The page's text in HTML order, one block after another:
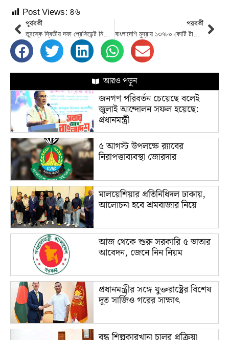
Post Views: ৪৬
পূর্ববর্তী
তুরস্কে দ্বিতীয় দফা প্রেসিডেন্ট নির্বাচনে ভোটগ্রহণ রবিবার
পরবর্তী
বাংলাদেশি মুদ্রায় ১৩৭৮০ কোটি টাকায় সৌদিতে যাচ্ছেন মেসি!
আরও পড়ুন
জনগণ পরিবর্তন চেয়েছে বলেই
জুলাই আন্দোলন সফল হয়েছে:
প্রধানমন্ত্রী
৫ আগস্ট উপলক্ষে র‌্যাবের
নিরাপত্তাব্যবস্থা জোরদার
মালয়েশিয়ার প্রতিনিধিদল ঢাকায়,
আলোচনা হবে শ্রমবাজার নিয়ে
আজ থেকে শুরু সরকারি ৫ ভাতার
আবেদন, জেনে নিন নিয়ম
প্রধানমন্ত্রীর সঙ্গে যুক্তরাষ্ট্রের বিশেষ
দূত সার্জিও গরের সাক্ষাৎ